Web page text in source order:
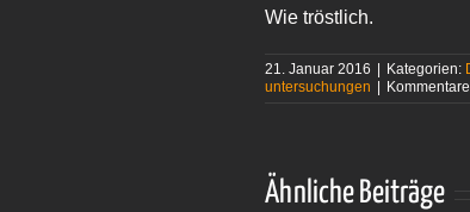
Wie tröstlich.
21. Januar 2016 Kategorien:
untersuchungen
Ähnliche Beiträge